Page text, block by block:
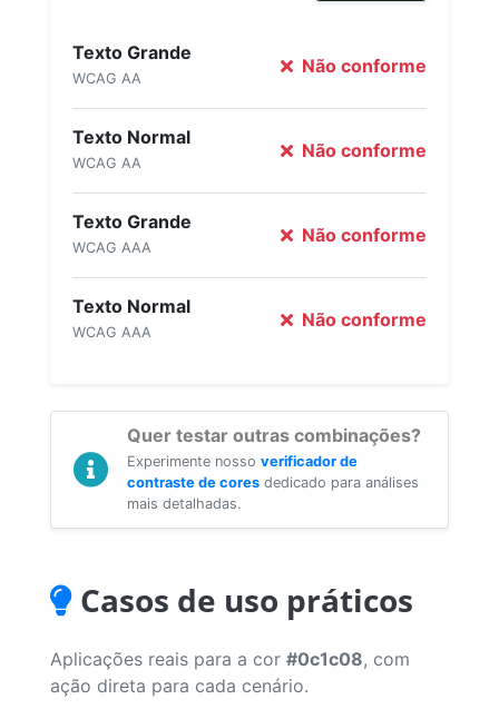
Texto Grande
WCAG AA
Não conforme
Texto Normal
WCAG AA
Não conforme
Texto Grande
WCAG AAA
Não conforme
Texto Normal
WCAG AAA
Não conforme
Quer testar outras combinações?
Experimente nosso verificador de
contraste de cores dedicado para análises
mais detalhadas.
Casos de uso práticos
Aplicações reais para a cor #0c1c08, com
ação direta para cada cenário.